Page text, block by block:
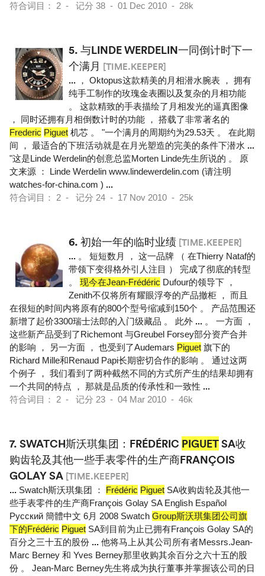
符合词目： 2 - 记分 38 - 01 Dec 2010 - 28k
5. 与LINDE WERDELIN一同倒计时下一
个满月 [TIME.KEEPER]
... ， Oktopus这款精美的月相潜水腕表 ， 拥有
纯手工制作的玫瑰金表圈以及复杂的月相功能
。 这款精致的手表描绘了月相发光的逼真图像
， 同时还拥有月相倒数计时的功能 ， 搭载了非常著名的
Frederic Piguet 机芯 。 "一个满月的周期约为29.53天 。 在此期
间 ， 最适合的下班活动就是在月光塑造的完美的条件下潜水 ...
"这是Linde Werdelin的创意总监Morten Linde先生所说的 。 原
文来源 ： Linde Werdelin www.lindewerdelin.com (请注明
watches-for-china.com ) ...
符合词目： 2 - 记分 24 - 17 Nov 2010 - 25k
6. 初始一年的临时业绩 [TIME.KEEPER]
... 。 短短数月 ， 这一品牌 （ 在Thierry Nataf的
带领下变得格外引人注目 ） 完成了彻底的转型
。 现今在Jean-Frédéric Dufour的领导下 ，
Zenith不仅将所有耀眼浮夸的产品撤柜 ， 而且
在很短的时间内将原有的800个型号缩减到150个 。 产品范围还
新增了起价3300瑞士法郎的入门级藏品 。 此外 ... 。 一方面 ，
这些新产品受到了Richemont 与Greubel Forsey部分资产合并
的影响 ， 另一方面 ， 也受到了Audemars Piguet 旗下的
Richard Mille和Renaud Papi长期密切合作的影响 。 通过这两
个例子 ， 我们看到了两种截然不同的方式所产生的结果却拥有
一个共同的特点 ， 那就是品质的传承性和一致性 ...
符合词目： 2 - 记分 23 - 04 Mar 2010 - 46k
7. SWATCH斯沃琪集团：FRÉDÉRIC PIGUETSA收
购齿轮及其他一些手表零件的生产商FRANÇOIS
GOLAY SA [TIME.KEEPER]
... Swatch斯沃琪集团 ： Frédéric Piguet SA收购齿轮及其他一
些手表零件的生产商François Golay SA English Español
Pусский 簡體中文 6月 2008 Swatch Group斯沃琪集团公司旗
下的Frédéric Piguet SA到目前为止已拥有François Golay SA的
百分之三十五的股份 ... 他将马上从其公司所有者Messrs.Jean-
Marc Berney 和 Yves Berney那里收购其余百分之六十五的股
份 。 Jean-Marc Berney先生将成为执行董事并掌握该公司的日